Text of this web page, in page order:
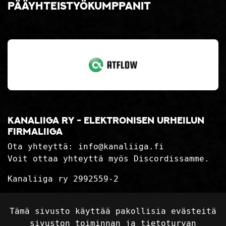
Tämä sivusto käyttää pakollisia evästeitä
sivuston toiminnan ja tietoturvan
Kanaliiga ry - elektronisen urheilun
firmaliiga
Ota yhteyttä: info@kanaliiga.fi
Voit ottaa yhteyttä myös Discordissamme.
Kanaliiga ry 2992559-2
Toimitusehdot
Pääyhteistyökumppanit